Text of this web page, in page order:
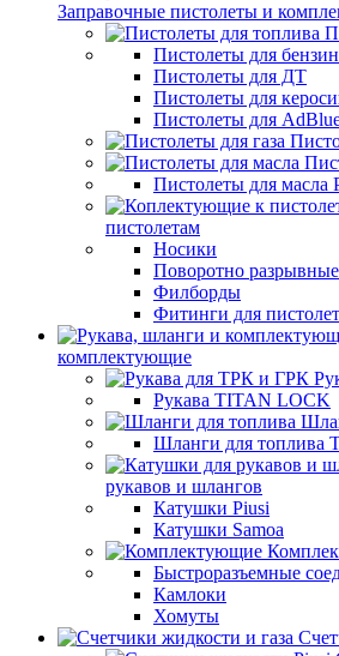
Заправочные пистолеты и
Пистолеты для
Пистолеты для ДТ
Пистолеты для
Пистолеты для
Пистолеты для масла
пистолетам
Носики
Поворотно
Филборды
Фитинги для
комплектующие
Рукава TITAN LOCK
Шланги для топлива
рукавов и шлангов
Катушки Piusi
Катушки Samoa
Быстроразъемные
Камлоки
Хомуты